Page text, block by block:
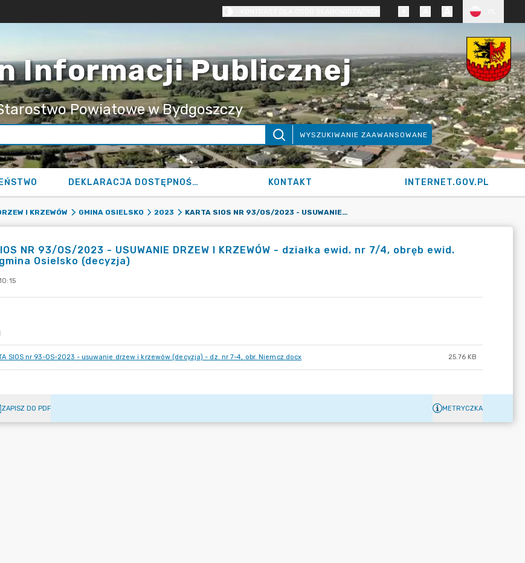
Informacji Publicznej
Powiatowe w Bydgoszczy
WYSZUKIWANIE ZAAWANSOWANE
DEKLARACJA DOSTĘPNOŚCI KONTAKT INTERNET.GOV.PL
I KRZEWÓW GMINA OSIELSKO 2023 KARTA SIOS NR 93/OS/2023 - USUWANIE DRZEW I KRZEWÓW - DZIAŁKA EWID. NR 7/4, OBRĘB EWID. NIEMCZ, GMINA OSIELSKO (DECYZJA)
NR 93/OS/2023 - USUWANIE DRZEW I KRZEWÓW - działka ewid. nr 7/4, obręb ewid.
Osielsko (decyzja)
SIOS nr 93-OS-2023 - usuwanie drzew i krzewów (decyzja) - dz. nr 7-4, obr. Niemcz.docx 25.76 KB
ZAPISZ DO PDF METRYCZKA